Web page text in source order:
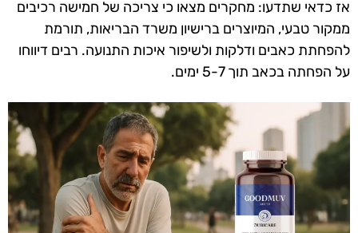
אז כדאי שתדעו: מחקרים מצאו כי צריכה של חמישה רכיבים
ממקור טבעי, המיוצרים ברישיון משרד הבריאות, תורמת
להפחתת כאבים ודלקות ולשיפור איכות התנועה. רבים דיווחו
על הפחתה בכאב תוך 5-7 ימים.